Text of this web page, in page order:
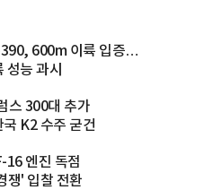
600m 이륙 입증…
성능 과시
스 300대 추가
K2 수주 굳건
16 엔진 독점
쟁' 입찰 전환